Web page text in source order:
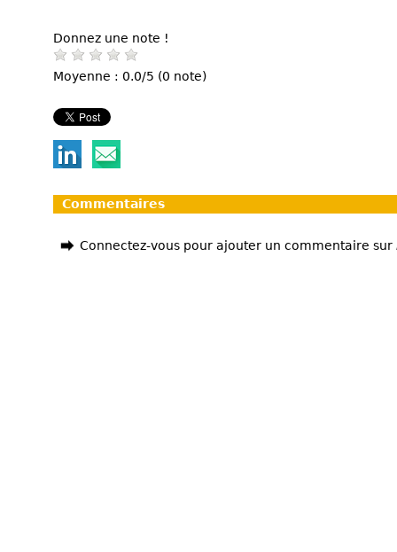
Donnez une note !
Moyenne : 0.0/5 (0 note)
Commentaires
Connectez-vous pour ajouter un commentaire sur